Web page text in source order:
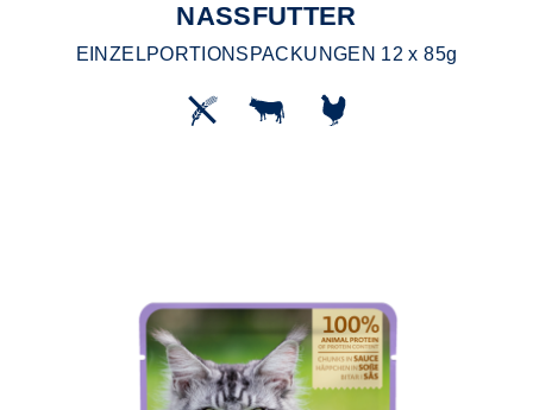
NASSFUTTER
EINZELPORTIONSPACKUNGEN 12 x 85g